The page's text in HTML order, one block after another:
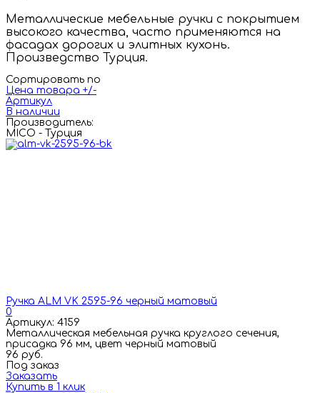
Металлические мебельные ручки с покрытием
высокого качества, часто применяются на
фасадах дорогих и элитных кухонь.
Произведство Турция.
Сортировать по
Цена товара +/-
Артикул
В наличии
Производитель:
MICO - Турция
Ручка ALM VK 2595-96 черный матовый
0
Артикул: 4159
Металлическая мебельная ручка круглого сечения,
присадка 96 мм, цвет черный матовый
96 руб.
Под заказ
Заказать
Купить в 1 клик